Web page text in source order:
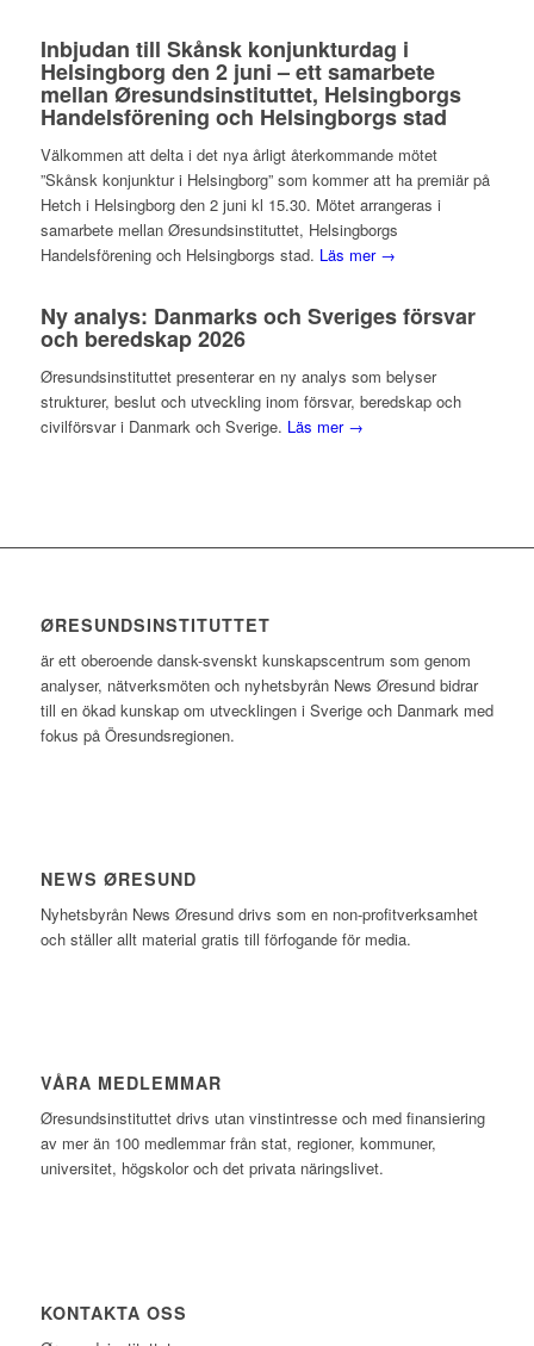
Inbjudan till Skånsk konjunkturdag i
Helsingborg den 2 juni – ett samarbete
mellan Øresundsinstituttet, Helsingborgs
Handelsförening och Helsingborgs stad
Välkommen att delta i det nya årligt återkommande mötet
”Skånsk konjunktur i Helsingborg” som kommer att ha premiär på
Hetch i Helsingborg den 2 juni kl 15.30. Mötet arrangeras i
samarbete mellan Øresundsinstituttet, Helsingborgs
Handelsförening och Helsingborgs stad. Läs mer →
Ny analys: Danmarks och Sveriges försvar
och beredskap 2026
Øresundsinstituttet presenterar en ny analys som belyser
strukturer, beslut och utveckling inom försvar, beredskap och
civilförsvar i Danmark och Sverige. Läs mer →
ØRESUNDSINSTITUTTET
är ett oberoende dansk-svenskt kunskapscentrum som genom
analyser, nätverksmöten och nyhetsbyrån News Øresund bidrar
till en ökad kunskap om utvecklingen i Sverige och Danmark med
fokus på Öresundsregionen.
NEWS ØRESUND
Nyhetsbyrån News Øresund drivs som en non-profitverksamhet
och ställer allt material gratis till förfogande för media.
VÅRA MEDLEMMAR
Øresundsinstituttet drivs utan vinst­intresse och med finansiering
av mer än 100 medlemmar från stat, regioner, kommuner,
universitet, högskolor och det privata näringslivet.
KONTAKTA OSS